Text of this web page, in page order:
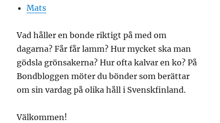
Mats
Vad håller en bonde riktigt på med om
dagarna? Får får lamm? Hur mycket ska man
gödsla grönsakerna? Hur ofta kalvar en ko? På
Bondbloggen möter du bönder som berättar
om sin vardag på olika håll i Svenskfinland.
Välkommen!